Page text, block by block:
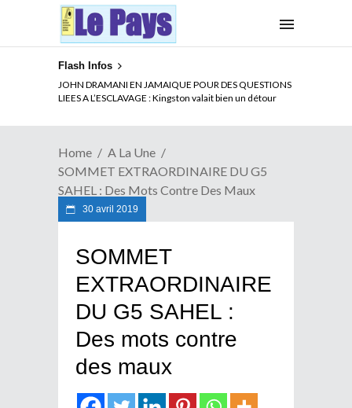
Flash Infos
ELECTION DE TALON A LA TETE DU SENAT BENINOIS :
Quand Patrice quitte le pouvoir sans partir !
Home
A La Une
SOMMET EXTRAORDINAIRE DU G5
SAHEL : Des Mots Contre Des Maux
30 avril 2019
SOMMET
EXTRAORDINAIRE
DU G5 SAHEL :
Des mots contre
des maux